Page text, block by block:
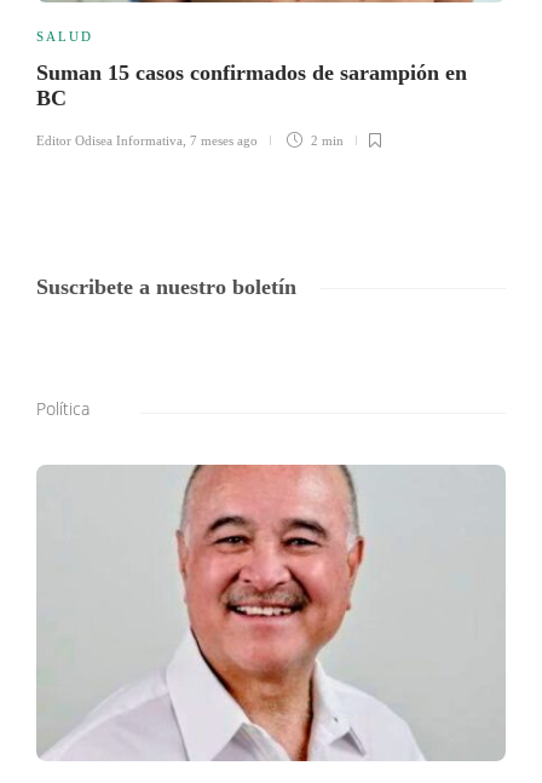
SALUD
Suman 15 casos confirmados de sarampión en
BC
Editor Odisea Informativa 7 meses ago 2 min
Suscribete a nuestro boletín
Política